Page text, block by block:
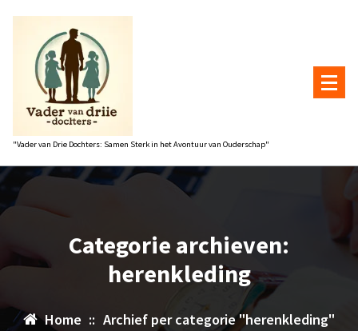
"Vader van Drie Dochters: Samen Sterk in het Avontuur van Ouderschap"
Categorie archieven:
herenkleding
Home :: Archief per categorie "herenkleding"